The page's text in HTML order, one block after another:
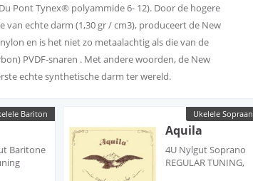
Pont Tynex® polyammide 6- 12). Door de hogere
van echte darm (1,30 gr / cm3), produceert de New
en is het niet zo metaalachtig als die van de
PVDF-snaren . Met andere woorden, de New
echte synthetische darm ter wereld.
Bariton
Baritone
Ukelele Sopraan
Aquila
4U Nylgut Soprano
REGULAR TUNING,